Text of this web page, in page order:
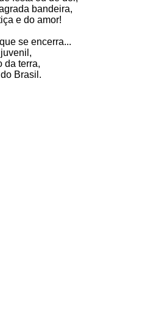
bandeira,
e do amor!
se encerra...
da terra,
Brasil.